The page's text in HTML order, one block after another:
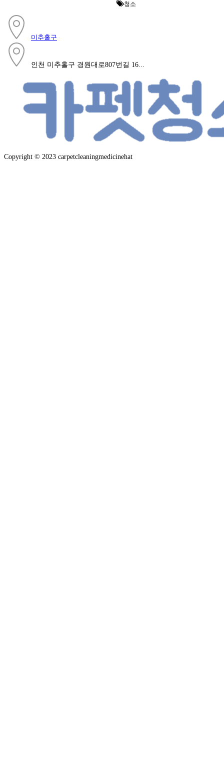
청소
미추홀구
인천 미추홀구 경원대로807번길 16...
Copyright © 2023 carpetcleaningmedicinehat